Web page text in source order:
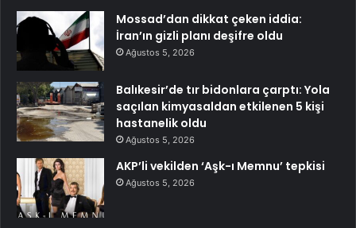
Mossad’dan dikkat çeken iddia:
İran’ın gizli planı deşifre oldu
Ağustos 5, 2026
Balıkesir’de tır bidonlara çarptı: Yola
saçılan kimyasaldan etkilenen 5 kişi
hastanelik oldu
Ağustos 5, 2026
AKP’li vekilden ‘Aşk-ı Memnu’ tepkisi
Ağustos 5, 2026